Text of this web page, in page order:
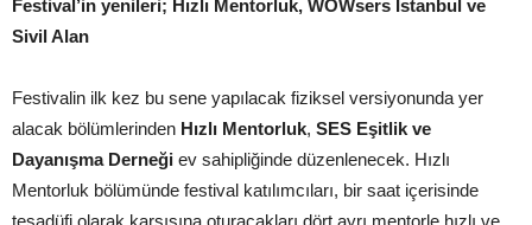
Festival’in yenileri; Hızlı Mentorluk, WOWsers İstanbul ve
Sivil Alan
Festivalin ilk kez bu sene yapılacak fiziksel versiyonunda yer
alacak bölümlerinden Hızlı Mentorluk, SES Eşitlik ve
Dayanışma Derneği ev sahipliğinde düzenlenecek. Hızlı
Mentorluk bölümünde festival katılımcıları, bir saat içerisinde
tesadüfi olarak karşısına oturacakları dört ayrı mentorle hızlı ve